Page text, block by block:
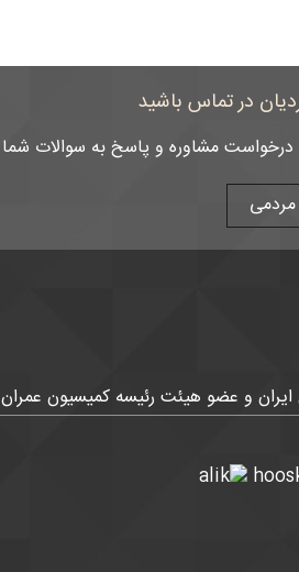
در تماس باشید
درخواست مشاوره و پاسخ به سوالات شما
مردمی
ایران و عضو هیئت رئیسه کمیسیون عمران